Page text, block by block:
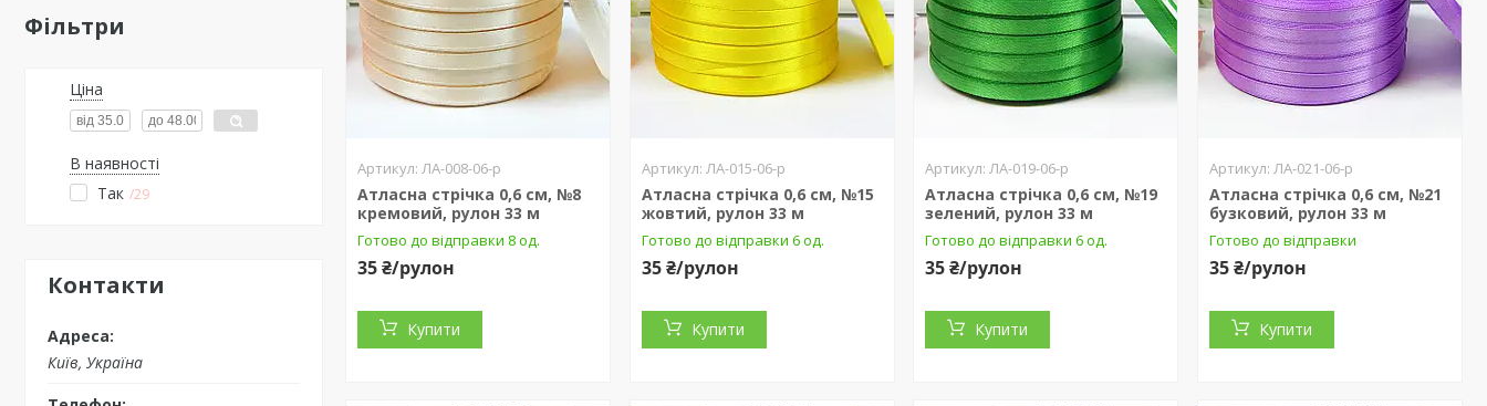
Фільтри
Ціна
В наявності
Так 29
Контакти
Київ, Україна
ЛА-008-06-р
Атласна стрічка 0,6 см, №8
кремовий, рулон 33 м
Готово до відправки 8 од.
35 ₴/рулон
Купити
ЛА-015-06-р
Атласна стрічка 0,6 см, №15
жовтий, рулон 33 м
Готово до відправки 6 од.
35 ₴/рулон
Купити
ЛА-019-06-р
Атласна стрічка 0,6 см, №19
зелений, рулон 33 м
Готово до відправки 6 од.
35 ₴/рулон
Купити
ЛА-021-06-р
Атласна стрічка 0,6 см, №21
бузковий, рулон 33 м
Готово до відправки
35 ₴/рулон
Купити